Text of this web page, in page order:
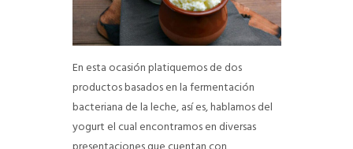
En esta ocasión platiquemos de dos
productos basados en la fermentación
bacteriana de la leche, así es, hablamos del
yogurt el cual encontramos en diversas